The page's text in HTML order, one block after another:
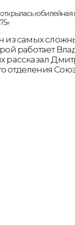
из самых
работает
рассказал
отделения